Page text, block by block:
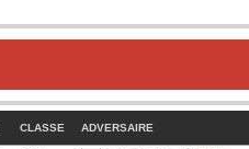
CLASSE ADVERSAIRE